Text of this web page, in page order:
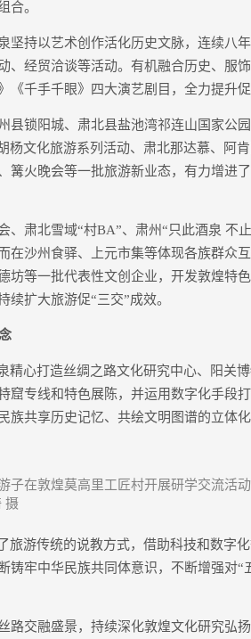
合。
持以艺术创作活化历史文脉，连续八
、经贸洽谈等活动。有机融合历史、服
《千手千眼》四大演艺剧目，全力提升促
锁阳城、肃北县盐池湾祁连山国家公
杨文化旅游系列活动、肃北那达慕、阿
篝火晚会等一批旅游新业态，有力增进
北雪域“村BA”、肃州“只此酒泉 不止
在沙州食驿、上元市集等体现各族群众
坊等一批代表性文创企业，开发敦煌特
扩大旅游促“三交”成效。
心打造丝绸之路文化研究中心、阳关
窟专线和特色展陈，并运用数字化手段
族共享历史记忆、共绘文明图谱的立体
子在敦煌莫高里工匠村开展研学交流活
摄
游传统的说教方式，借助科技和数字
铸牢中华民族共同体意识，不断增强对“
交融盛景，持续深化敦煌文化研究弘